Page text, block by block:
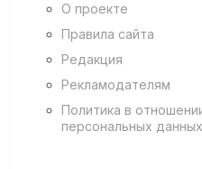
О проекте
Правила сайта
Редакция
Рекламодателям
Политика в
персональных данных